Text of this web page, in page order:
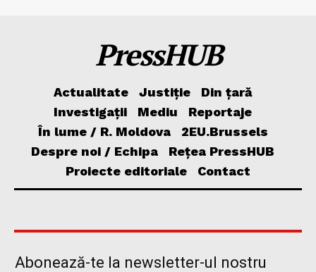
PressHUB
Actualitate Justiție
Din țară
Investigații
Mediu
Reportaje
În lume / R. Moldova
2EU.Brussels
Despre noi / Echipa
Rețea PressHUB
Proiecte editoriale
Contact
Abonează-te la newsletter-ul nostru